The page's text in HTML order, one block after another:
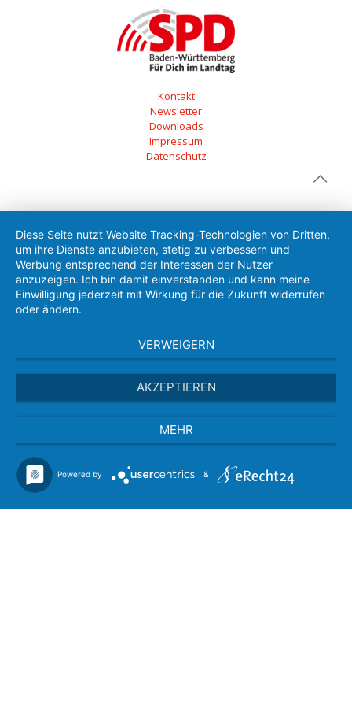
Kontakt
Newsletter
Downloads
Impressum
Datenschutz
Diese Seite nutzt Website Tracking-Technologien von Dritten,
um ihre Dienste anzubieten, stetig zu verbessern und
Werbung entsprechend der Interessen der Nutzer
anzuzeigen. Ich bin damit einverstanden und kann meine
Einwilligung jederzeit mit Wirkung für die Zukunft widerrufen
oder ändern.
VERWEIGERN
AKZEPTIEREN
MEHR
Powered by &